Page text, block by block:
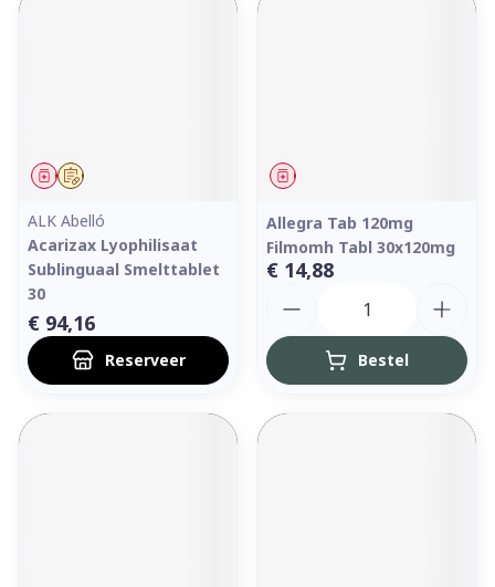
Op voorschrift
Geneesmiddel
ALK Abelló
Acarizax Lyophilisaat
Sublinguaal Smelttablet
30
€ 94,16
Reserveer
Geneesmiddel
Allegra Tab 120mg
Filmomh Tabl 30x120mg
€ 14,88
Bestel